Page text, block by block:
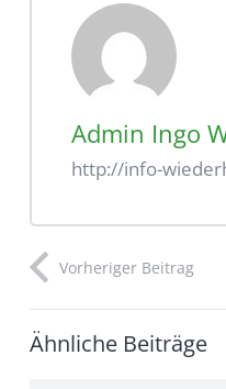
Admin Ingo
http://info-
Vorheriger Beitrag
Ähnliche Beiträge